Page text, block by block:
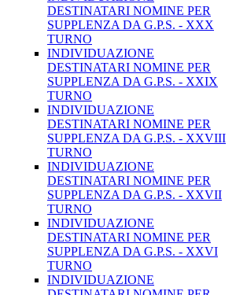
DESTINATARI NOMINE PER
SUPPLENZA DA G.P.S. - XXX
TURNO
INDIVIDUAZIONE
DESTINATARI NOMINE PER
SUPPLENZA DA G.P.S. - XXIX
TURNO
INDIVIDUAZIONE
DESTINATARI NOMINE PER
SUPPLENZA DA G.P.S. - XXVIII
TURNO
INDIVIDUAZIONE
DESTINATARI NOMINE PER
SUPPLENZA DA G.P.S. - XXVII
TURNO
INDIVIDUAZIONE
DESTINATARI NOMINE PER
SUPPLENZA DA G.P.S. - XXVI
TURNO
INDIVIDUAZIONE